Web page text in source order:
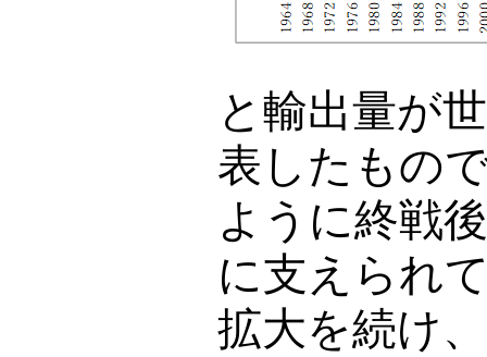
と輸出量が
表したもの
ように終戦
に支えられ
拡大を続け、